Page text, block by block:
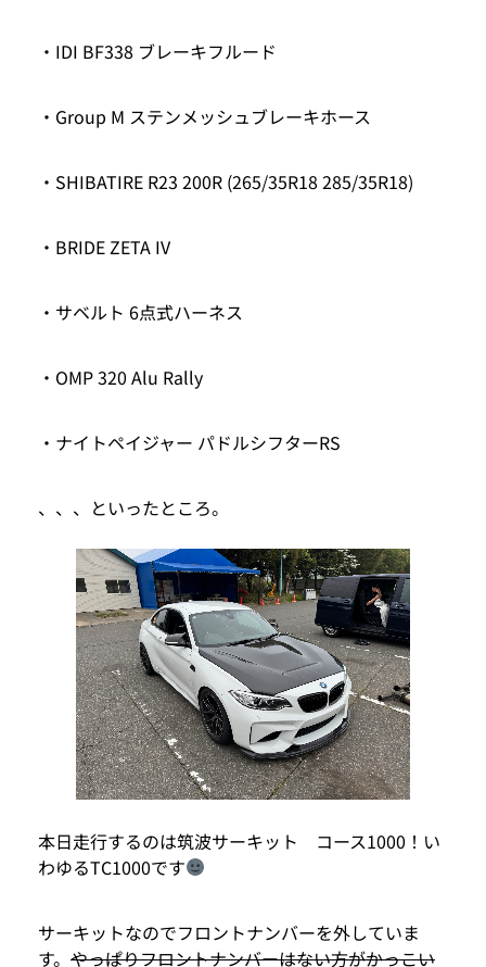
・IDI BF338 ブレーキフルード
・Group M ステンメッシュブレーキホース
・SHIBATIRE R23 200R (265/35R18 285/35R18)
・BRIDE ZETA IV
・サベルト 6点式ハーネス
・OMP 320 Alu Rally
・ナイトペイジャー パドルシフターRS
、、、といったところ。
本日走行するのは筑波サーキット コース1000！い
わゆるTC1000です
サーキットなのでフロントナンバーを外していま
す。 やっぱりフロントナンバーはない方がかっこい